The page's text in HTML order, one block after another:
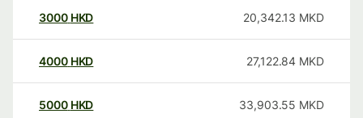
3000 HKD 20,342.13 MKD
4000 HKD 27,122.84 MKD
5000 HKD 33,903.55 MKD